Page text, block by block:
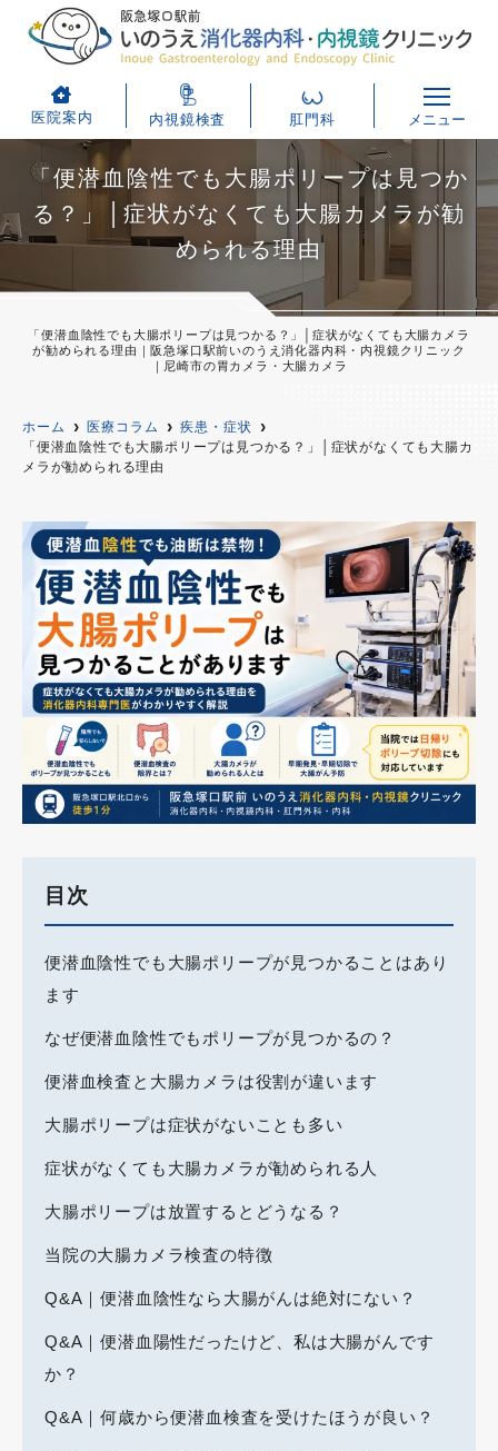
医院案内 内視鏡検査 肛門科 メニュー
「便潜血陰性でも大腸ポリープは見つか
る？」│症状がなくても大腸カメラが勧
められる理由
「便潜血陰性でも大腸ポリープは見つかる？」│症状がなくても大腸カメラ
が勧められる理由｜阪急塚口駅前いのうえ消化器内科・内視鏡クリニック
｜尼崎市の胃カメラ・大腸カメラ
ホーム 医療コラム
疾患・症状
「便潜血陰性でも大腸ポリープは見つかる？」│症状がなくても大腸カ
メラが勧められる理由
目次
便潜血陰性でも大腸ポリープが見つかることはあり
ます
なぜ便潜血陰性でもポリープが見つかるの？
便潜血検査と大腸カメラは役割が違います
大腸ポリープは症状がないことも多い
症状がなくても大腸カメラが勧められる人
大腸ポリープは放置するとどうなる？
当院の大腸カメラ検査の特徴
Q&A｜便潜血陰性なら大腸がんは絶対にない？
Q&A｜便潜血陽性だったけど、私は大腸がんです
か？
Q&A｜何歳から便潜血検査を受けたほうが良い？